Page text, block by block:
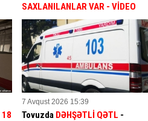
SAXLANILANLAR VAR - VİDEO
18
7 Avqust 2026 15:39
Tovuzda DƏHŞƏTLİ QƏTL -